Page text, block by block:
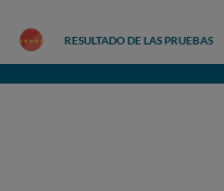
RESULTADO DE LAS PRUEBAS